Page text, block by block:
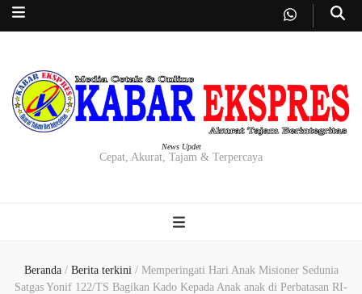
News Updet
Cepat, Akurat, Tajam & Terpercaya
Beranda / Berita terkini / Memperingati Hari Anak Misioner Sedunia
Satgas Yonif 122/TS Bagikan Kado Kepada Anak anak di Perbatasan RI-